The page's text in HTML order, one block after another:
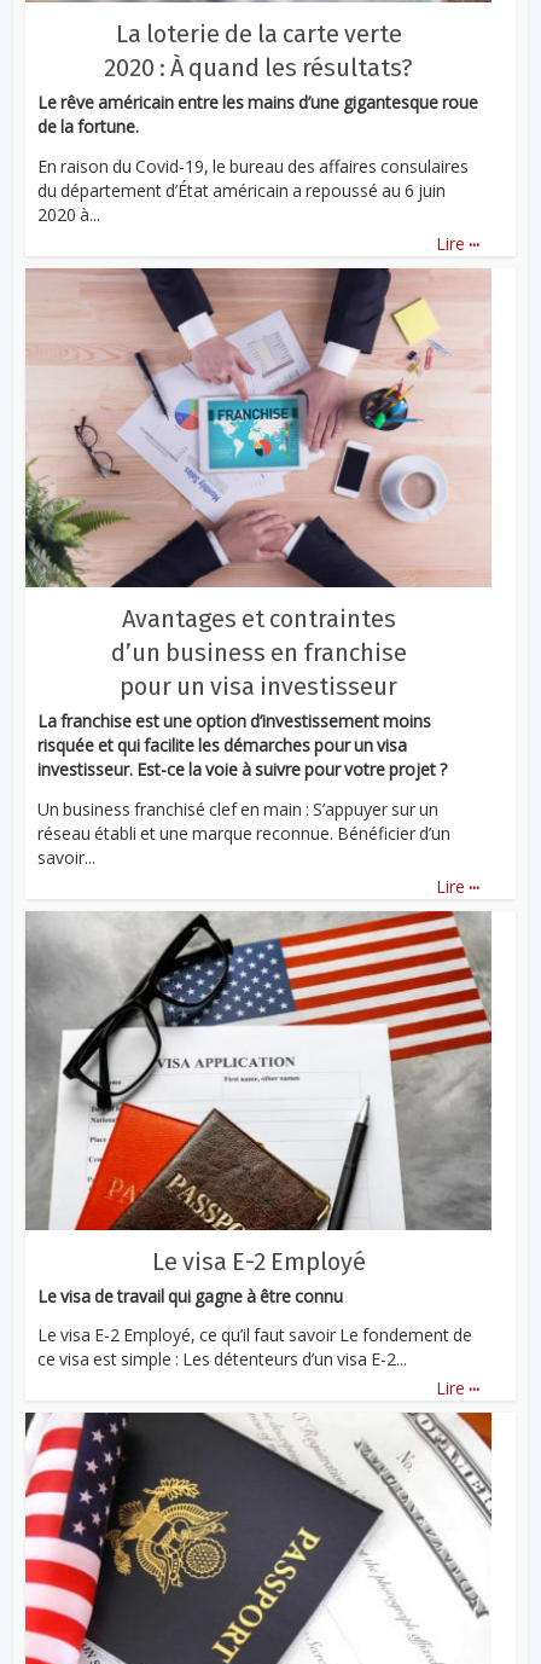
La loterie de la carte verte
2020 : À quand les résultats?
Le rêve américain entre les mains d’une gigantesque roue
de la fortune.
En raison du Covid-19, le bureau des affaires consulaires
du département d’État américain a repoussé au 6 juin
2020 à...
Lire ...
Avantages et contraintes
d’un business en franchise
pour un visa investisseur
La franchise est une option d’investissement moins
risquée et qui facilite les démarches pour un visa
investisseur. Est-ce la voie à suivre pour votre projet ?
Un business franchisé clef en main : S’appuyer sur un
réseau établi et une marque reconnue. Bénéficier d’un
savoir...
Lire ...
Le visa E-2 Employé
Le visa de travail qui gagne à être connu
Le visa E-2 Employé, ce qu’il faut savoir Le fondement de
ce visa est simple : Les détenteurs d’un visa E-2...
Lire ...